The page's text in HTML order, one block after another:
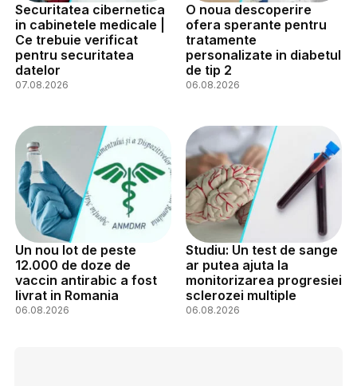
Securitatea cibernetica
in cabinetele medicale |
Ce trebuie verificat
pentru securitatea
datelor
07.08.2026
O noua descoperire
ofera sperante pentru
tratamente
personalizate in diabetul
de tip 2
06.08.2026
Un nou lot de peste
12.000 de doze de
vaccin antirabic a fost
livrat in Romania
06.08.2026
Studiu: Un test de sange
ar putea ajuta la
monitorizarea progresiei
sclerozei multiple
06.08.2026